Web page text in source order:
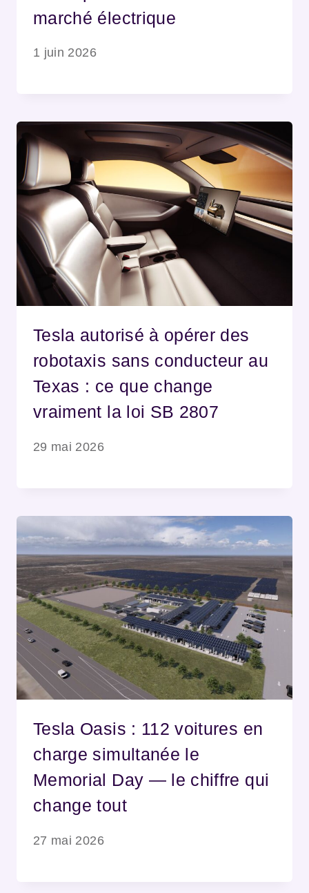
marché électrique
1 juin 2026
Tesla autorisé à opérer des
robotaxis sans conducteur au
Texas : ce que change
vraiment la loi SB 2807
29 mai 2026
Tesla Oasis : 112 voitures en
charge simultanée le
Memorial Day — le chiffre qui
change tout
27 mai 2026